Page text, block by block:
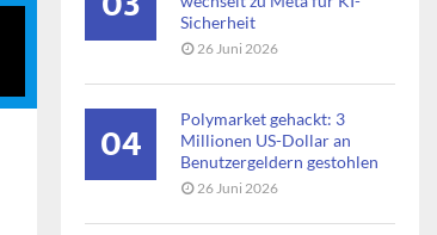
Sicherheit
26 Juni 2026
04
Polymarket gehackt: 3
Millionen US-Dollar an
Benutzergeldern gestohlen
26 Juni 2026